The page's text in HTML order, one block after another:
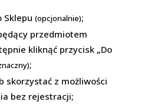
Sklepu (opcjonalnie);
przedmiotem
kliknąć przycisk „Do
;
skorzystać z możliwości
bez rejestracji;